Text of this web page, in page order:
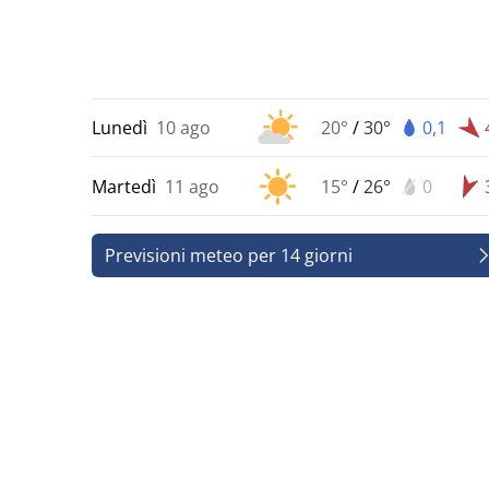
Lunedì 10 ago 20° /30° 0,1
Martedì 11 ago 15° /26° 0
Previsioni meteo per 14 giorni